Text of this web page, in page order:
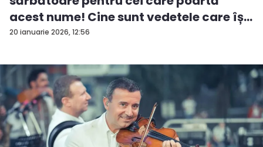
20 ianuarie 2026, 12:56
acest nume! Cine sunt vedetele care îș...